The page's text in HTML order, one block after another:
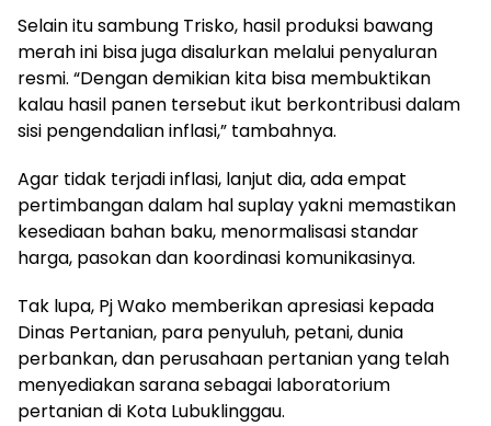
Selain itu sambung Trisko, hasil produksi bawang
merah ini bisa juga disalurkan melalui penyaluran
resmi. “Dengan demikian kita bisa membuktikan
kalau hasil panen tersebut ikut berkontribusi dalam
sisi pengendalian inflasi,” tambahnya.
Agar tidak terjadi inflasi, lanjut dia, ada empat
pertimbangan dalam hal suplay yakni memastikan
kesediaan bahan baku, menormalisasi standar
harga, pasokan dan koordinasi komunikasinya.
Tak lupa, Pj Wako memberikan apresiasi kepada
Dinas Pertanian, para penyuluh, petani, dunia
perbankan, dan perusahaan pertanian yang telah
menyediakan sarana sebagai laboratorium
pertanian di Kota Lubuklinggau.